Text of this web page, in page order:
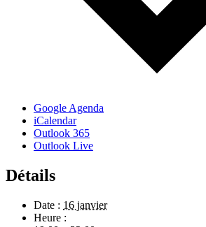
Google Agenda
iCalendar
Outlook 365
Outlook Live
Détails
Date : 16 janvier
Heure :